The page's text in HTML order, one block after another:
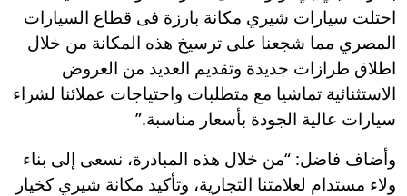
احتلت سيارات شيري مكانة بارزة فى قطاع السيارات
المصري مما شجعنا على ترسيخ هذه المكانة من خلال
اطلاق طرازات جديدة وتقديم العديد من العروض
الاستثنائية تماشيا مع متطلبات واحتياجات عملائنا لشراء
سيارات عالية الجودة بأسعار مناسبة.”
وأضاف فاضل: “من خلال هذه المبادرة، نسعى إلى بناء
ولاء مستدام لعلامتنا التجارية، وتأكيد مكانة شيري كخيار